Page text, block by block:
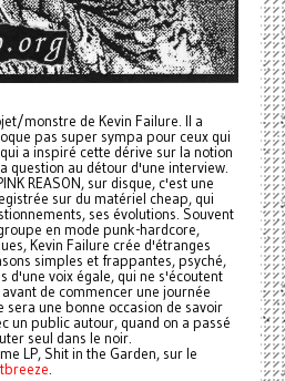
monstre de Kevin Failure. Il a
pas super sympa pour ceux qui
a inspiré cette dérive sur la notion
question au détour d'une interview.
REASON, sur disque, c'est une
sur du matériel cheap, qui
ses évolutions. Souvent
en mode punk-hardcore,
Kevin Failure crée d'étranges
simples et frappantes, psyché,
d'une voix égale, qui ne s'écoutent
de commencer une journée
sera une bonne occasion de savoir
un public autour, quand on a passé
seul dans le noir.
LP, Shit in the Garden, sur le
.